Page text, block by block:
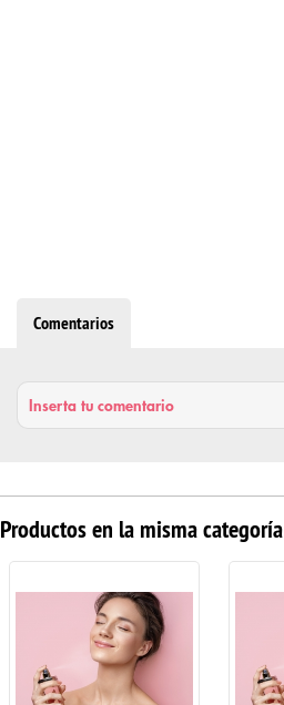
Comentarios
Inserta tu comentario
Productos en la misma categoría